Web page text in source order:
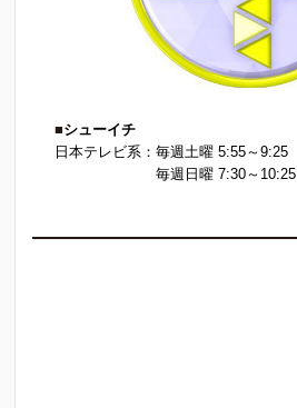
■シューイチ
日本テレビ系：毎週土曜 5:55～9:25
毎週日曜 7:30～10:25